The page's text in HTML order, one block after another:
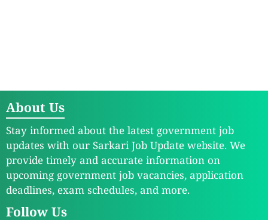
About Us
Stay informed about the latest government job
updates with our Sarkari Job Update website. We
provide timely and accurate information on
upcoming government job vacancies, application
deadlines, exam schedules, and more.
Follow Us